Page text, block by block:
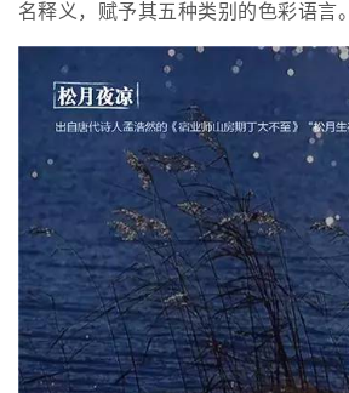
名释义，赋予其五种类别的色彩语言。